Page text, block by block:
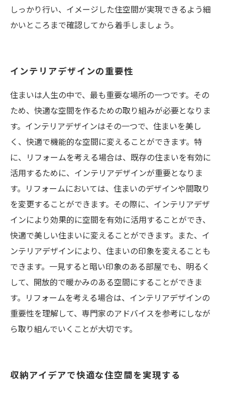
しっかり行い、イメージした住空間が実現できるよう細
かいところまで確認してから着手しましょう。
インテリアデザインの重要性
住まいは人生の中で、最も重要な場所の一つです。その
ため、快適な空間を作るための取り組みが必要となりま
す。インテリアデザインはその一つで、住まいを美し
く、快適で機能的な空間に変えることができます。特
に、リフォームを考える場合は、既存の住まいを有効に
活用するために、インテリアデザインが重要となりま
す。リフォームにおいては、住まいのデザインや間取り
を変更することができます。その際に、インテリアデザ
インにより効果的に空間を有効に活用することができ、
快適で美しい住まいに変えることができます。また、イ
ンテリアデザインにより、住まいの印象を変えることも
できます。一見すると暗い印象のある部屋でも、明るく
して、開放的で暖かみのある空間にすることができま
す。リフォームを考える場合は、インテリアデザインの
重要性を理解して、専門家のアドバイスを参考にしなが
ら取り組んでいくことが大切です。
収納アイデアで快適な住空間を実現する